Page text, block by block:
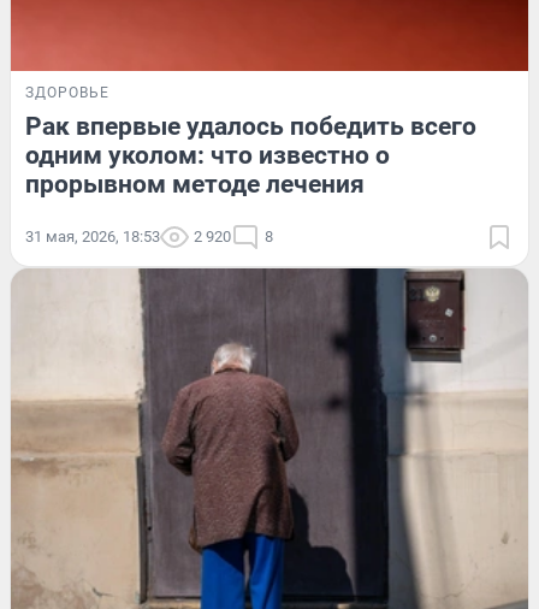
ЗДОРОВЬЕ
Рак впервые удалось победить всего
одним уколом: что известно о
прорывном методе лечения
31 мая, 2026, 18:53 2 920 8